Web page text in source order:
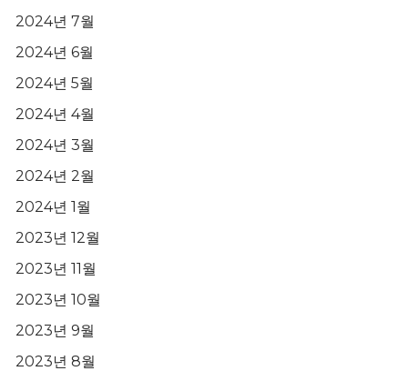
2024년 7월
2024년 6월
2024년 5월
2024년 4월
2024년 3월
2024년 2월
2024년 1월
2023년 12월
2023년 11월
2023년 10월
2023년 9월
2023년 8월